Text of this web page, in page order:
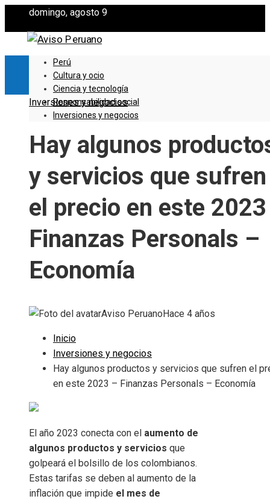
domingo, agosto 9
Perú
Cultura y ocio
Ciencia y tecnología
Responsabilidad social
Inversiones y negocios
Inversiones y negocios
Hay algunos
y servicios que sufren
el precio en este
Finanzas Personals –
Economía
Aviso Peruano Hace 4 años
Inicio
Inversiones y negocios
Hay algunos productos y servicios que sufren el
en este 2023 – Finanzas Personals – Economía
El año 2023 conecta con el aumento de
algunos productos y servicios que
golpeará el bolsillo de los colombianos.
Estas tarifas se deben al aumento de la
inflación que impide el mes de